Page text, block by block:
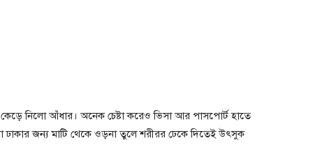
নিলো আঁধার। অনেক চেষ্টা করেও ভিসা আর পাসপোর্ট হাতে
জন্য মাটি থেকে ওড়না তুলে শরীরর ঢেকে দিতেই উৎসুক